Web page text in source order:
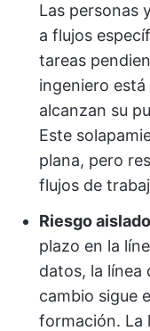
Las personas
a flujos
tareas
ingeniero
alcanzan su
Este
plana, pero
flujos de
Riesgo
plazo en la
datos, la línea
cambio sigue
formación. La